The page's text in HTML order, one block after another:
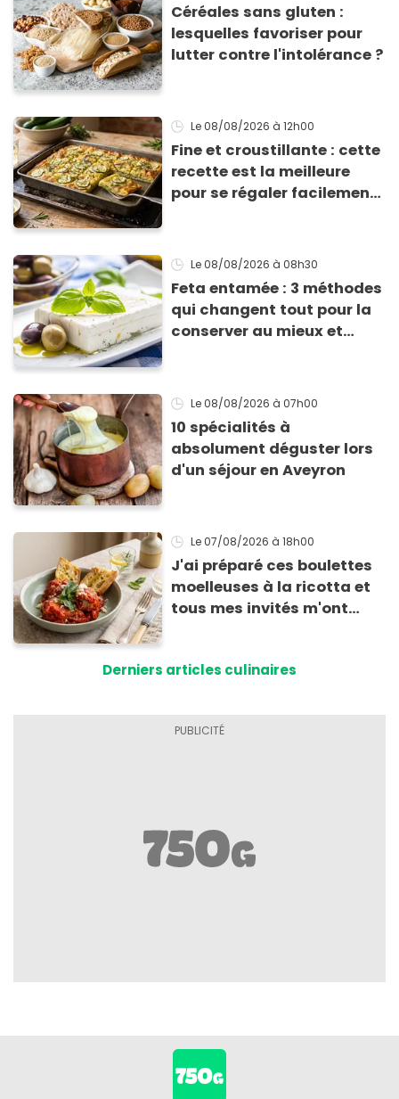
Céréales sans gluten :
lesquelles favoriser pour
lutter contre l'intolérance ?
Le 08/08/2026 à 12h00
Fine et croustillante : cette
recette est la meilleure
pour se régaler facilement
Le 08/08/2026 à 08h30
Feta entamée : 3 méthodes
qui changent tout pour la
conserver au mieux et
Le 08/08/2026 à 07h00
10 spécialités à
absolument déguster lors
d'un séjour en Aveyron
Le 07/08/2026 à 18h00
J'ai préparé ces boulettes
moelleuses à la ricotta et
tous mes invités m'ont
Derniers articles culinaires